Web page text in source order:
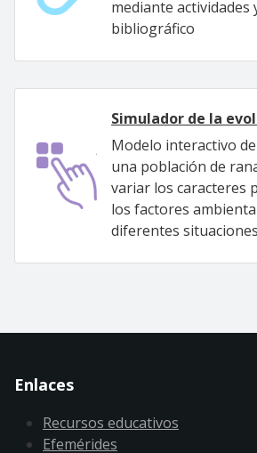
mediante actividades
bibliográfico
Simulador de la
Modelo interactivo
una población de
variar los caracteres
los factores
diferentes
Enlaces
Recursos educativos
Efemérides